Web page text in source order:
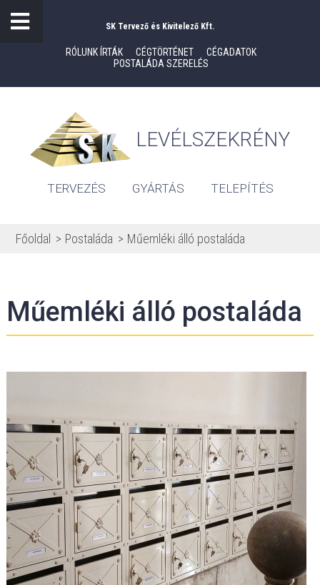
SK Tervező és Kivitelező Kft.
RÓLUNK ÍRTÁK CÉGTÖRTÉNET
CÉGADATOK
POSTALÁDA SZERELÉS
LEVÉLSZEKRÉNY
TERVEZÉS GYÁRTÁS TELEPÍTÉS
Főoldal Postaláda Műemléki álló postaláda
Műemléki álló postaláda